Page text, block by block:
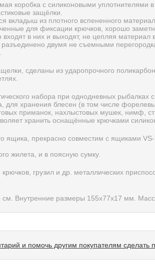
коробка с силиконовыми уплотнителями
защёлки.
вкладыш из плотного вспененного
для фиксации крючков, хорошо
в них и выходят, не цепляя материал
разъединено двумя не съемными
сделаны из ударопрочного
набора при однодневных рыбалках
для хранения блесен (в том числе
приманок, нахлыстовых мушек, нимф,
хранить оснащённые крючками
ящика, прекрасно совместим с ящиками
жилета, и в поясную сумку.
грузил и др. металлических
Внутренние размеры 155х77х17 мм.
и помочь другим покупателям сделать